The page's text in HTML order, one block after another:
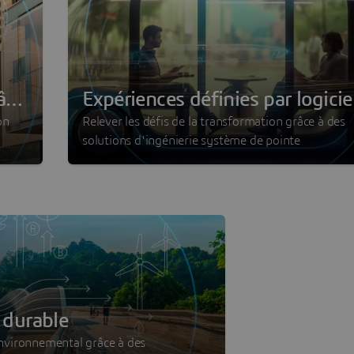
Expériences définies par
Relever les défis de la transformation grâce à des
solutions d'ingénierie système de pointe
grâce à des